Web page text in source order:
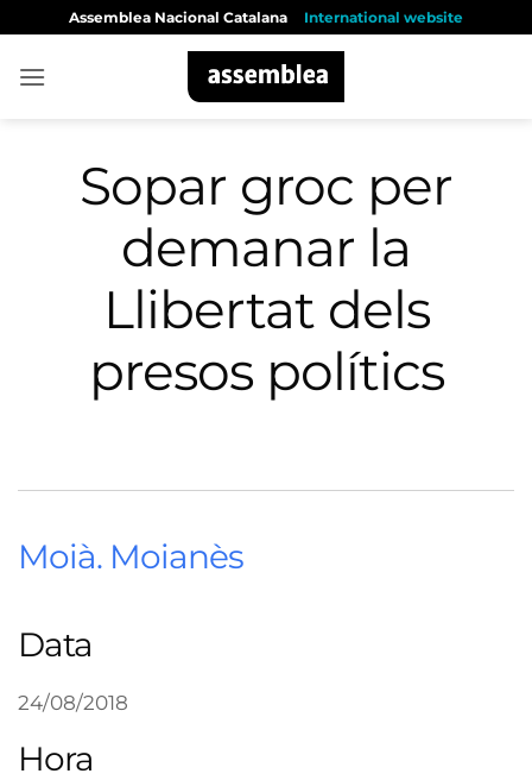
content
Assemblea Nacional Catalana International website
Sopar groc per
demanar la
Llibertat dels
presos polítics
Moià. Moianès
Data
24/08/2018
Hora